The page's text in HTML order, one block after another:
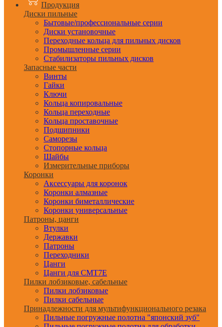
Продукция
Диски пильные
Бытовые/профессиональные серии
Диски установочные
Переходные кольца для пильных дисков
Промышленные серии
Стабилизаторы пильных дисков
Запасные части
Винты
Гайки
Ключи
Кольца копировальные
Кольца переходные
Кольца проставочные
Подшипники
Саморезы
Стопорные кольца
Шайбы
Измерительные приборы
Коронки
Аксессуары для коронок
Коронки алмазные
Коронки биметаллические
Коронки универсальные
Патроны, цанги
Втулки
Державки
Патроны
Переходники
Цанги
Цанги для CMT7E
Пилки лобзиковые, сабельные
Пилки лобзиковые
Пилки сабельные
Принадлежности для мультифункционального резака
Пильные погружные полотна "японский зуб"